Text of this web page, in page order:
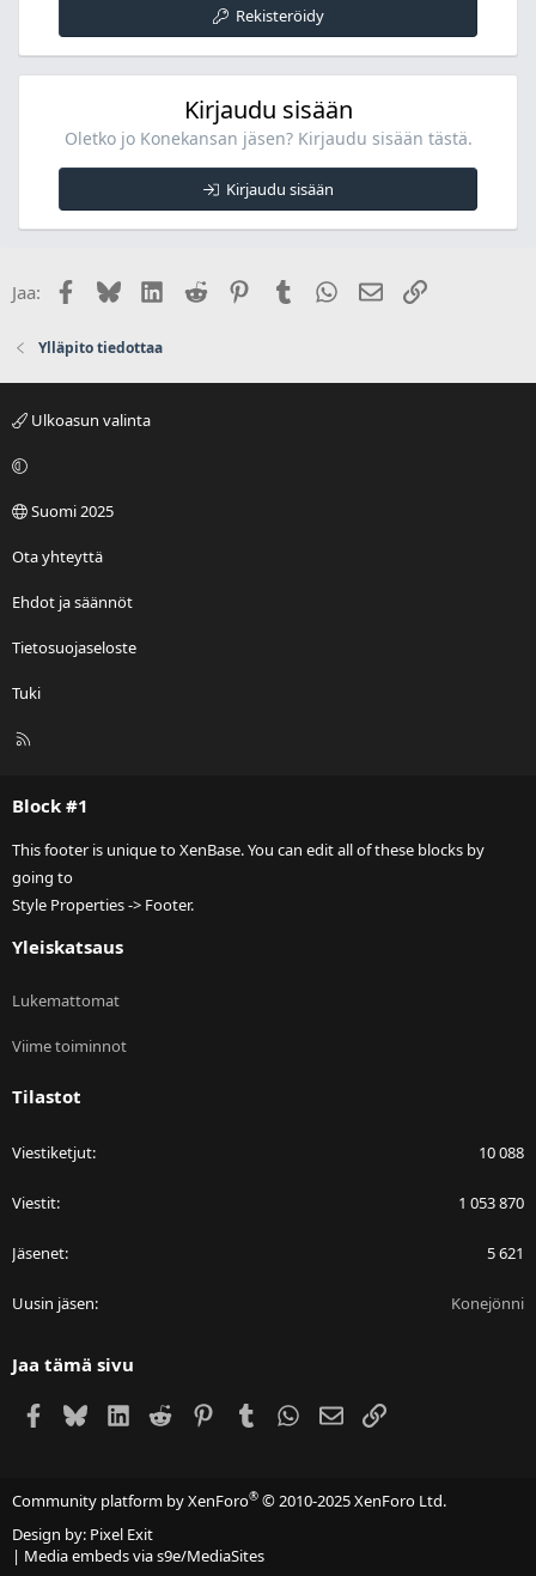
Rekisteröidy
Kirjaudu sisään
Oletko jo Konekansan jäsen? Kirjaudu sisään tästä.
Kirjaudu sisään
Jaa: Facebook
BlueskyLinkedIn
Reddit PinterestTumblr WhatsApp
Sähköposti
Linkki
Ylläpito tiedottaa
Ulkoasun valinta
Suomi 2025
Ota yhteyttä
Ehdot ja säännöt
Tietosuojaseloste
Tuki
R
Block #1
This footer is unique to XenBase. You can edit all of these blocks by
going to
Style Properties -> Footer.
Yleiskatsaus
Lukemattomat
Viime toiminnot
Tilastot
Viestiketjut 10 088
Viestit 1 053 870
Jäsenet 5 621
Uusin jäsen Konejönni
Jaa tämä sivu
Facebook
BlueskyLinkedIn
Reddit PinterestTumblr WhatsApp
Sähköposti
Linkki
Community platform by XenForo® © 2010-2025 XenForo Ltd.
Design by: Pixel Exit
| Media embeds via s9e/MediaSites